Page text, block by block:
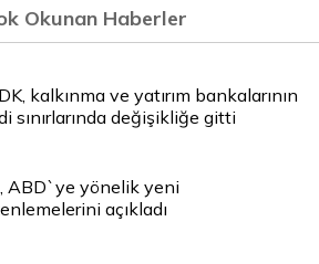
Okunan Haberler
kalkınma ve yatırım bankalarının
sınırlarında değişikliğe gitti
ABD`ye yönelik yeni
açıkladı